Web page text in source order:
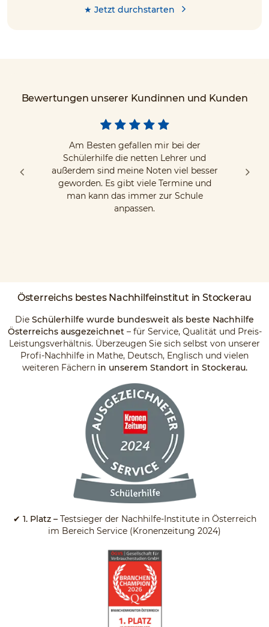
★ Jetzt durchstarten
Bewertungen unserer Kundinnen und Kunden
Am Besten gefallen mir bei der
Schülerhilfe die netten Lehrer und
außerdem sind meine Noten viel besser
geworden. Es gibt viele Termine und
man kann das immer zur Schule
anpassen.
Österreichs bestes Nachhilfeinstitut in Stockerau
Die Schülerhilfe wurde bundesweit als beste Nachhilfe
Österreichs ausgezeichnet– für Service, Qualität und Preis-
Leistungsverhältnis. Überzeugen Sie sich selbst von unserer
Profi-Nachhilfe in Mathe, Deutsch, Englisch und vielen
weiteren Fächern in unserem Standort in Stockerau.
✔ 1. Platz – Testsieger der Nachhilfe-Institute in Österreich
im Bereich Service (Kronenzeitung 2024)